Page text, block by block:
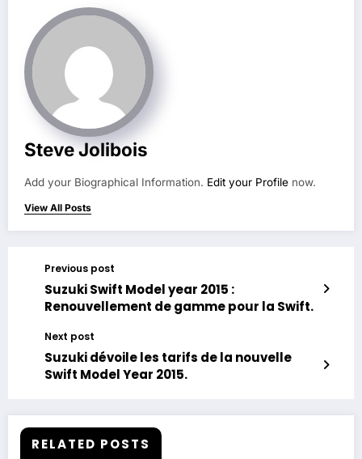
Steve Jolibois
Add your Biographical Information. Edit your Profile now.
View All Posts
Previous post
Suzuki Swift Model year 2015 :
Renouvellement de gamme pour la Swift.
Next post
Suzuki dévoile les tarifs de la nouvelle
Swift Model Year 2015.
RELATED POSTS